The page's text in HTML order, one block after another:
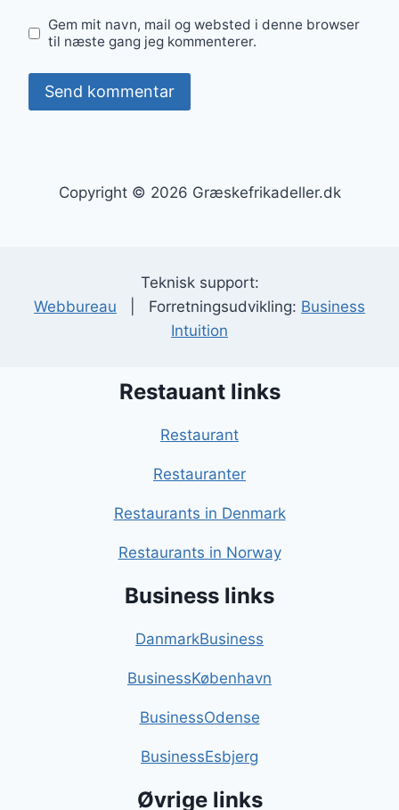
Gem mit navn, mail og websted i denne browser
til næste gang jeg kommenterer.
Copyright © 2026 Græskefrikadeller.dk
Teknisk support:
Webbureau | Forretningsudvikling: Business
Intuition
Restauant links
Restaurant
Restauranter
Restaurants in Denmark
Restaurants in Norway
Business links
DanmarkBusiness
BusinessKøbenhavn
BusinessOdense
BusinessEsbjerg
Øvrige links